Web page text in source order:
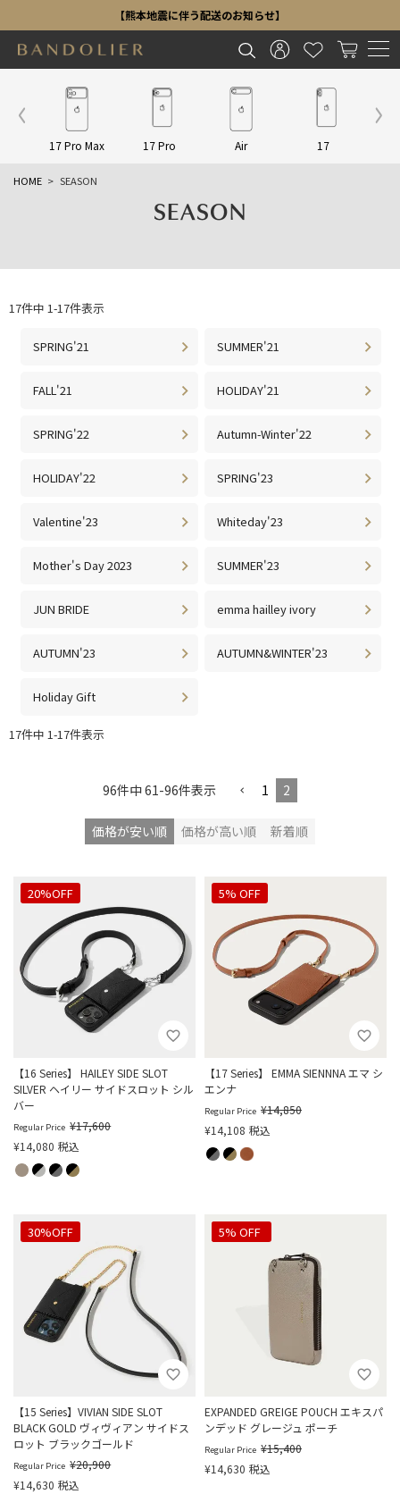
【熊本地震に伴う配送のお知らせ】
17 Pro Max 17 Pro Air 17
HOME SEASON
SEASON
17件中 1-17件表示
SPRING'21 SUMMER'21
FALL'21 HOLIDAY'21
SPRING'22 Autumn-Winter'22
HOLIDAY'22 SPRING'23
Valentine'23 Whiteday'23
Mother's Day 2023 SUMMER'23
JUN BRIDE emma hailley ivory
AUTUMN'23 AUTUMN&WINTER'23
Holiday Gift
17件中 1-17件表示
価格が安い順 価格が高い順 新着順
96件中61-96件表示 1 2
【16 Series】 HAILEY SIDE SLOT
SILVER ヘイリー サイドスロット シル
バー
20%OFF
Regular Price ¥17,600
¥14,080 税込
【17 Series】 EMMA SIENNNA エマ シ
エンナ
5% OFF
Regular Price ¥14,850
¥14,108 税込
【15 Series】VIVIAN SIDE SLOT
BLACK GOLD ヴィヴィアン サイドス
ロット ブラックゴールド
30%OFF
Regular Price ¥20,900
¥14,630 税込
EXPANDED GREIGE POUCH エキスパ
ンデッド グレージュ ポーチ
20%OFF
5% OFF
Regular Price ¥15,400
¥14,630 税込